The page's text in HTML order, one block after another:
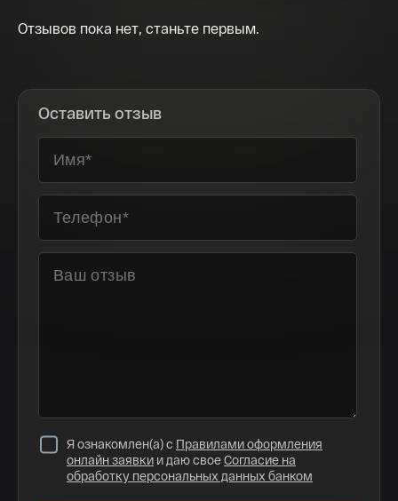
Отзывов пока нет, станьте первым.
Оставить отзыв
Я ознакомлен(а) с Правилами оформления
онлайн заявки и даю своеСогласие на
обработку персональных данных банком